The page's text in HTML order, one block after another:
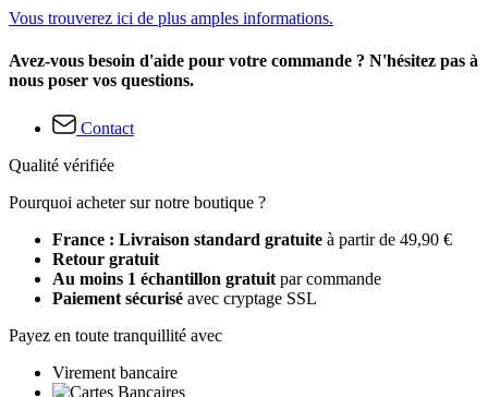
Vous trouverez ici de plus amples informations.
Avez-vous besoin d'aide pour votre commande ? N'hésitez pas à
nous poser vos questions.
Contact
Qualité vérifiée
Pourquoi acheter sur notre boutique ?
France : Livraison standard gratuite à partir de 49,90 €
Retour gratuit
Au moins 1 échantillon gratuit par commande
Paiement sécurisé avec cryptage SSL
Payez en toute tranquillité avec
Virement bancaire